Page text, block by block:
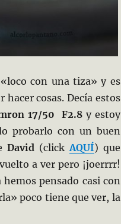
con una tiza» y es
hacer cosas. Decía estos
17/50 F2.8y estoy
probarlo con un buen
David(clickAQUÍ) que
a ver pero ¡joerrrr!
hemos pensado casicon
poco tiene que ver, la